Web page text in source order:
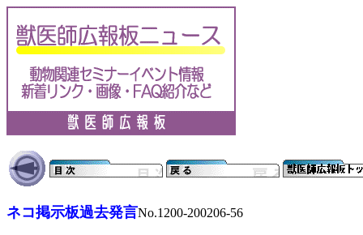
ネコ掲示板過去発言No.1200-200206-56